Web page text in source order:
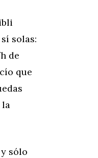
solas:
de
que
la
sólo